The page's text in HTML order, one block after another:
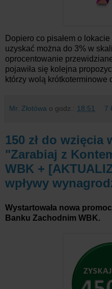
Dopiero co pisałem o lokacie
uzyskać można do 3% w
oprocentowanie
pojawiła się kolejna
którzy wolą krótkoterminowe
Mr. Złotówa o godz.: 18:51 7
150 zł do wzięcia
"Zarabiaj z
WBK +
wpływy
Wystartowała nowa
Banku Zachodnim WBK.